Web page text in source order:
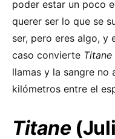
poder estar un poco
querer ser lo que se
ser, pero eres algo, y
caso convierte Titane
llamas y la sangre no
kilómetros entre el
Titane